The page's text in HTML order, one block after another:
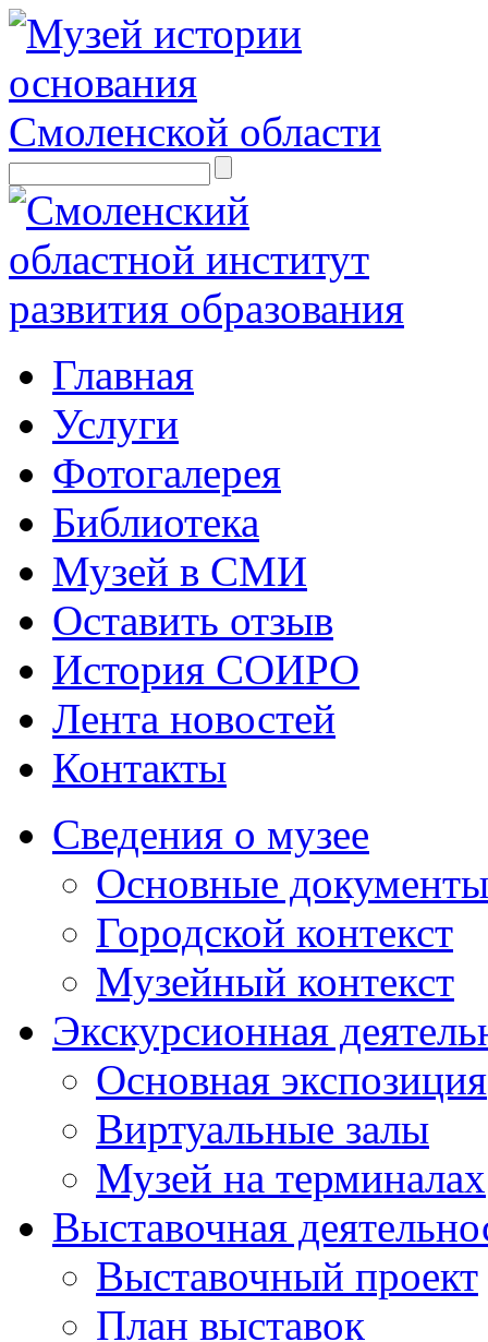
Главная
Услуги
Фотогалерея
Библиотека
Музей в СМИ
Оставить отзыв
История СОИРО
Лента новостей
Контакты
Сведения о музее
Основные документы
Городской контекст
Музейный контекст
Экскурсионная
Основная экспозиция
Виртуальные залы
Музей на терминалах
Выставочная
Выставочный проект
План выставок